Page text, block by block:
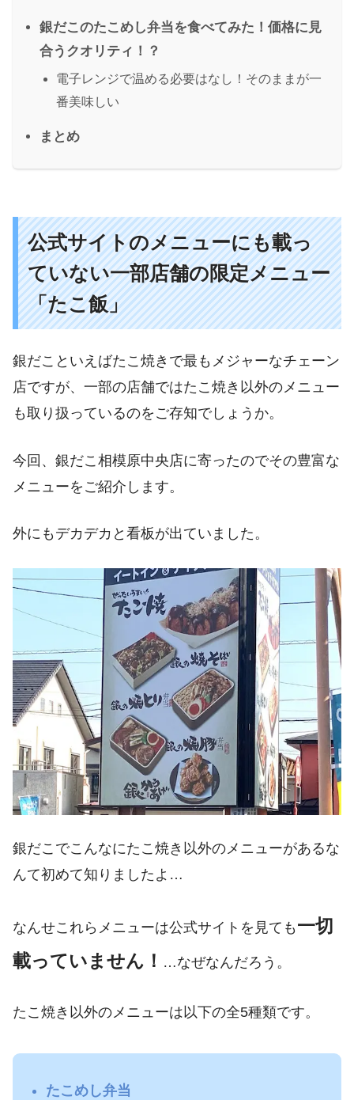
銀だこのたこめし弁当を食べてみた！価格に見
合うクオリティ！？
電子レンジで温める必要はなし！そのままが一
番美味しい
まとめ
公式サイトのメニューにも載っ
ていない一部店舗の限定メニュー
「たこ飯」
銀だこといえばたこ焼きで最もメジャーなチェーン
店ですが、一部の店舗ではたこ焼き以外のメニュー
も取り扱っているのをご存知でしょうか。
今回、銀だこ相模原中央店に寄ったのでその豊富な
メニューをご紹介します。
外にもデカデカと看板が出ていました。
銀だこでこんなにたこ焼き以外のメニューがあるな
んて初めて知りましたよ…
なんせこれらメニューは公式サイトを見ても 一切
載っていません！ …なぜなんだろう。
たこ焼き以外のメニューは以下の全5種類です。
たこめし弁当